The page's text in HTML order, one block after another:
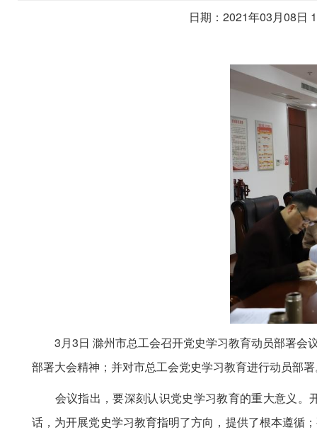
日期：2021年03月08
3月3日 滁州市总工会召开党史学习教育动员部署会
部署大会精神；并对市总工会党史学习教育进行动员部
会议指出，要深刻认识党史学习教育的重大意义。
话，为开展党史学习教育指明了方向，提供了根本遵循